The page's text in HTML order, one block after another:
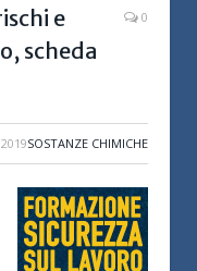
e
scheda
0
SOSTANZE CHIMICHE